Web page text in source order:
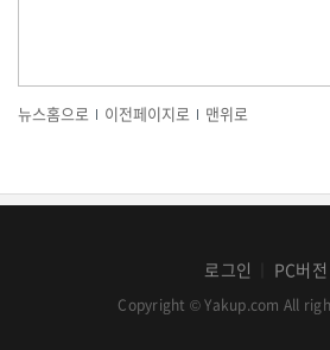
뉴스홈으로 이전페이지로 맨위로
로그인 PC버전
Copyright © Yakup.com All